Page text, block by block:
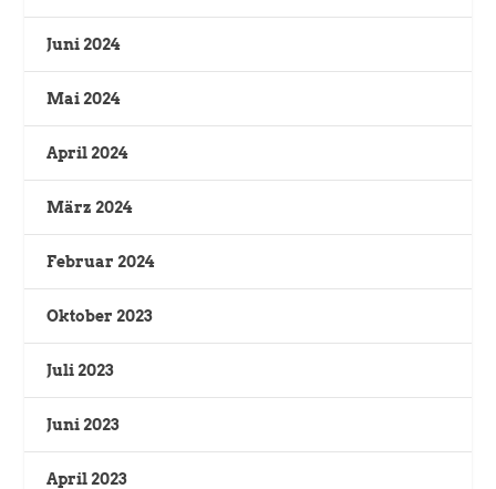
Juni 2024
Mai 2024
April 2024
März 2024
Februar 2024
Oktober 2023
Juli 2023
Juni 2023
April 2023